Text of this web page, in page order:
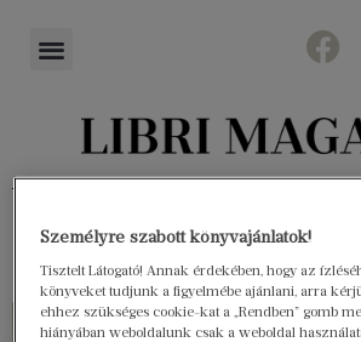
Könyvektől az
Személyre szabott könyvajánlatok!
Tisztelt Látogató! Annak érdekében, hogy az
könyveket tudjunk a figyelmébe ajánlani, arra
ehhez szükséges cookie-kat a „Rendben” gomb
hiányában weboldalunk csak a weboldal